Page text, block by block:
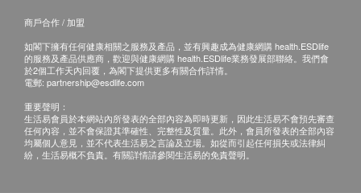
正本，並於送貨後3個工作天內按下列方式聯絡健
康網購health.ESDlife客戶服務部跟進。
商戶合作 / 加盟
如閣下擁有任何健康相關之服務及產品，並有興趣成為健康網購 health.ESDlife
的服務及產品供應商，歡迎與健康網購 health.ESDlife業務發展部聯絡。我們會
於2個工作天內回覆，為閣下提供更多有關合作詳情。
電郵: partnership@esdlife.com
重要聲明：
生活易會員於本網站內所發表的全部內容為即時更新，因此生活易不會預先審查
任何內容，並不會保證其準確性、完整性及質量。此外，會員所發表的全部內容
均屬個人意見，並不代表生活易之言論及立場。如從而引起任何損失或法律糾
紛，生活易概不負責。有關詳情請參閱生活易的免責聲明。